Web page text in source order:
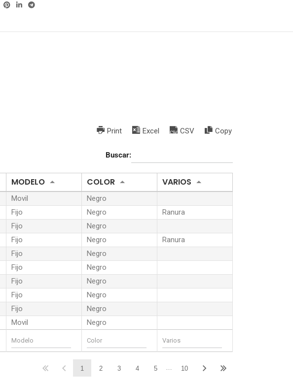
Print Excel CSV Copy
Buscar:
MODELO COLOR VARIOS
Movil
Negro
Fijo Negro
Ranura
Fijo
Negro
Fijo Negro
Ranura
Fijo
Negro
Fijo
Negro
Fijo
Negro
Fijo
Negro
Fijo
Negro
Movil Negro
1 2 3 4 5 10